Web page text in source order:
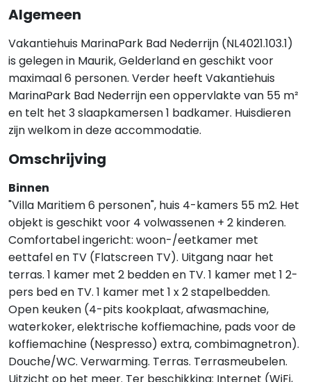
Algemeen
Vakantiehuis MarinaPark Bad Nederrijn (NL4021.103.1)
is gelegen in Maurik, Gelderland en geschikt voor
maximaal 6 personen. Verder heeft Vakantiehuis
MarinaPark Bad Nederrijn een oppervlakte van 55 m²
en telt het 3 slaapkamersen 1 badkamer. Huisdieren
zijn welkom in deze accommodatie.
Omschrijving
Binnen
"Villa Maritiem 6 personen", huis 4-kamers 55 m2. Het
objekt is geschikt voor 4 volwassenen + 2 kinderen.
Comfortabel ingericht: woon-/eetkamer met
eettafel en TV (Flatscreen TV). Uitgang naar het
terras. 1 kamer met 2 bedden en TV. 1 kamer met 1 2-
pers bed en TV. 1 kamer met 1 x 2 stapelbedden.
Open keuken (4-pits kookplaat, afwasmachine,
waterkoker, elektrische koffiemachine, pads voor de
koffiemachine (Nespresso) extra, combimagnetron).
Douche/WC. Verwarming. Terras. Terrasmeubelen.